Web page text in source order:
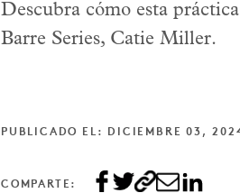
Descubra cómo esta
Barre Series, Catie Miller.
PUBLICADO EL: DICIEMBRE 03,
COMPARTE: